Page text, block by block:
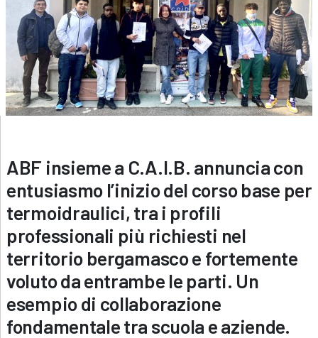
ABF insieme a C.A.I.B. annuncia con
entusiasmo l’inizio del corso base per
termoidraulici, tra i profili
professionali più richiesti nel
territorio bergamasco e fortemente
voluto da entrambe le parti. Un
esempio di collaborazione
fondamentale tra scuola e aziende.